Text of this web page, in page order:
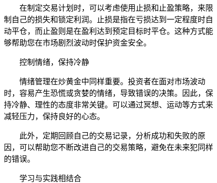
在制定交易计划时，可以考虑使用止损和止盈策略，来限
制自己的损失和锁定利润。止损是指在亏损达到一定程度时自
动平仓，而止盈则是在盈利达到预定目标时平仓。这种方式能
够帮助您在市场剧烈波动时保护资金安全。
控制情绪，保持冷静
情绪管理在炒黄金中同样重要。投资者在面对市场波动
时，容易产生恐慌或贪婪的情绪，导致错误的决策。因此，保
持冷静、理性的态度非常关键。可以通过冥想、运动等方式来
减轻压力，保持良好的心态。
此外，定期回顾自己的交易记录，分析成功和失败的原
因，可以帮助您不断改进自己的交易策略，避免在未来犯同样
的错误。
学习与实践相结合